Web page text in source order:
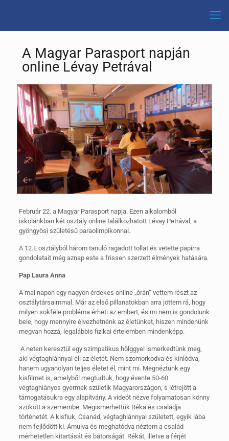
A Magyar Parasport napján
online Lévay Petrával
Február 22. a Magyar Parasport napja. Ezen alkalomból
iskolánkban két osztály online találkozhatott Lévay Petrával, a
gyöngyösi születésű paraolimpikonnal.
A 12.E osztályból három tanuló ragadott tollat és vetette papírra
gondolatait még aznap este a frissen szerzett élmények hatására.
Pap Laura Anna
A mai napon egy nagyon érdekes online „órán” vettem részt az
osztálytársaimmal. Már az első pillanatokban arra jöttem rá, hogy
milyen sokféle probléma érheti az embert, és mi nem is gondolunk
bele, hogy mennyire élvezhetnénk az életünket, hiszen mindenünk
megvan hozzá, legalábbis fizikai értelemben mindenképp.
A neten keresztül egy szimpatikus hölggyel ismerkedtünk meg,
aki végtaghiánnyal éli az életét. Nem szomorkodva és kínlódva,
hanem ugyanolyan teljes életet él, mint mi. Megnéztünk egy
kisfilmet is, amelyből megtudtuk, hogy évente 50-60
végtaghiányos gyermek születik Magyarországon, s létrejött a
támogatásukra egy alapítvány. A videót nézve folyamatosan könny
szökött a szemembe. Megismerhettük Réka és családja
történetét. A kisfiuk, Csanád, végtaghiánnyal született, egyik lába
nem fejlődött ki. Ámulva és meghatódva néztem a család
mérhetetlen kitartását és bátorságát. Rékát, illetve a férjét